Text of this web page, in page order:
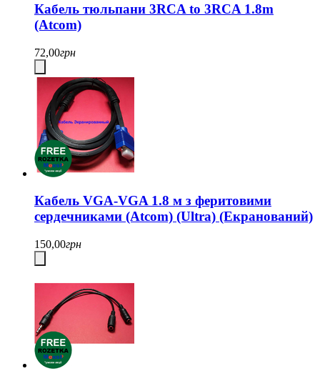
Кабель тюльпани 3RCA to 3RCA 1.8m
(Atcom)
72,00грн
Кабель VGA-VGA 1.8 м з феритовими
сердечниками (Atcom) (Ultra) (Екранований)
150,00грн